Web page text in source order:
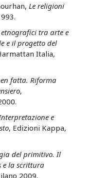
Le religioni
tra arte e
e il progetto del
Italia,
fatta. Riforma
,
e
, Edizioni Kappa,
del primitivo. Il
e la scrittura
2009.